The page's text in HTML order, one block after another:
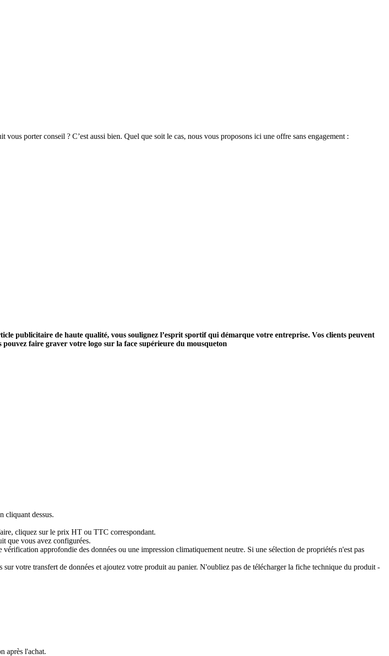
porter conseil ? C’est aussi bien. Quel que soit le cas, nous vous proposons ici une offre sans engagement :
publicitaire de haute qualité, vous soulignez l’esprit sportif qui démarque votre entreprise. Vos clients peuvent
faire graver votre logo sur la face supérieure du mousqueton
cliquant dessus.
cliquez sur le prix HT ou TTC correspondant.
que vous avez configurées.
approfondie des données ou une impression climatiquement neutre. Si une sélection de propriétés n'est pas
votre transfert de données et ajoutez votre produit au panier. N'oubliez pas de télécharger la fiche technique du produit -
après l'achat.